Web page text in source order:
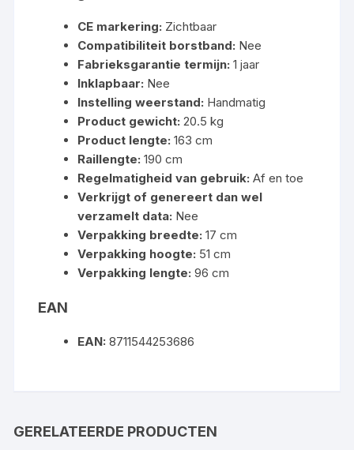
CE markering: Zichtbaar
Compatibiliteit borstband: Nee
Fabrieksgarantie termijn: 1 jaar
Inklapbaar: Nee
Instelling weerstand: Handmatig
Product gewicht: 20.5 kg
Product lengte: 163 cm
Raillengte: 190 cm
Regelmatigheid van gebruik: Af en toe
Verkrijgt of genereert dan wel
verzamelt data: Nee
Verpakking breedte: 17 cm
Verpakking hoogte: 51 cm
Verpakking lengte: 96 cm
EAN
EAN: 8711544253686
GERELATEERDE PRODUCTEN